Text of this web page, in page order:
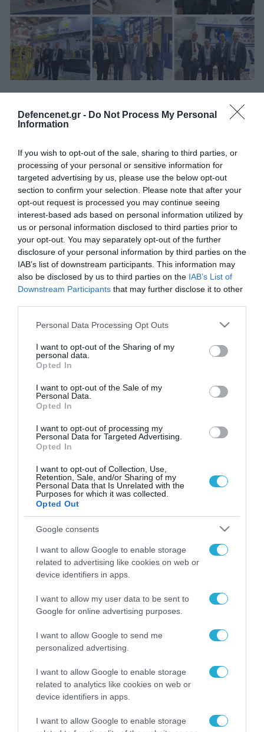
Defencenet.gr - Do Not Process My Personal
Information
If you wish to opt-out of the sale, sharing to third parties, or
processing of your personal or sensitive information for
targeted advertising by us, please use the below opt-out
section to confirm your selection. Please note that after your
opt-out request is processed you may continue seeing
interest-based ads based on personal information utilized by
us or personal information disclosed to third parties prior to
your opt-out. You may separately opt-out of the further
disclosure of your personal information by third parties on the
IAB’s list of downstream participants. This information may
also be disclosed by us to third parties on the IAB’s List of
Downstream Participants that may further disclose it to other
Please note that this website/app uses one or more Google
not limited to your visit or usage behaviour. You may click to
grant or deny consent to Google and its third-party tags to
use your data for below specified purposes in below Google
consent section.
Personal Data Processing Opt Outs
I want to opt-out of the Sharing of my
personal data.
Opted In
I want to opt-out of the Sale of my
Personal Data.
Opted In
I want to opt-out of processing my
Personal Data for Targeted Advertising.
Opted In
I want to opt-out of Collection, Use,
Retention, Sale, and/or Sharing of my
Personal Data that Is Unrelated with the
Purposes for which it was collected.
Opted Out
Google consents
I want to allow Google to enable storage
related to advertising like cookies on web or
device identifiers in apps.
I want to allow my user data to be sent to
Google for online advertising purposes.
I want to allow Google to send me
personalized advertising.
I want to allow Google to enable storage
related to analytics like cookies on web or
device identifiers in apps.
I want to allow Google to enable storage
Εντυπωσιακή η παρουσία της Ένωσης
Ελληνικών Εταιριών Αεροδιαστημικής
Έκθεση DEFEA 2023
Οι εταιρείες-μέλη της Ένωσης παρουσίασαν τα νέα
καινοτόμα προϊόντα τους
07.04.2023 | 23:00
Επίσκεψη της Ε.ΕΛ.Ε.Α.Α. και 14 ελληνικών
εταιριών – μέλη της στο ναυπηγείο της
Naval Group στην Γαλλία
Πρόεδρο των ΕΑΣ, η ήδη υπάρχουσα υπογεγραμμένη
συμφωνία συνεργασίας των ΕΑΣ με τη Naval Group
FOCUS ON
07.08.2026 | 15:02
εμπλοκή του ΝΑΤΟ σε ουκρανικά